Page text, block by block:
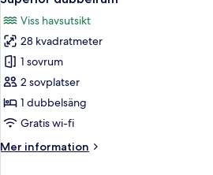
alla
foton
för
Superior
dubbelrum
Viss havsutsikt
28 kvadratmeter
1 sovrum
2 sovplatser
1 dubbelsäng
Gratis wi-fi
Mer information
Mer